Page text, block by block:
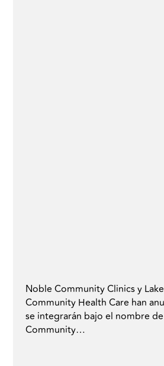
Noble Community Clinics y
Community Health Care han
se integrarán bajo el nombre
Community…